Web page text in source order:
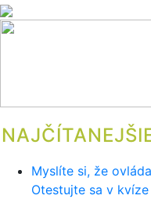
Myslíte si, že
Otestujte sa v kvíze